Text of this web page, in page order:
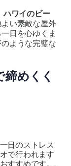
ハワイのビー
い素敵な屋外
日を心ゆくま
ような完璧な
めくく
日のストレス
で行われます
すすめです。.